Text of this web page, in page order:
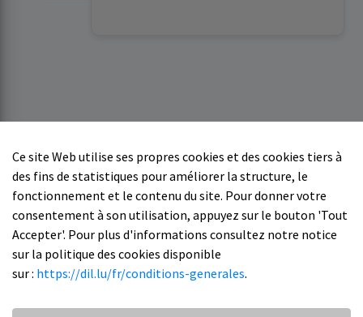
Ce site Web utilise ses propres cookies et des cookies tiers à
des fins de statistiques pour améliorer la structure, le
fonctionnement et le contenu du site. Pour donner votre
consentement à son utilisation, appuyez sur le bouton 'Tout
Accepter'. Pour plus d'informations consultez notre notice
sur la politique des cookies disponible
sur : https://dil.lu/fr/conditions-generales.